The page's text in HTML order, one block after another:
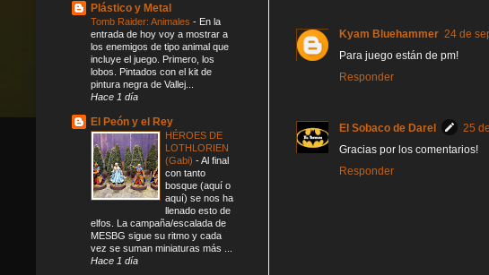
Kyam Bluehammer 24 de
Para juego están de pm!
Responder
El Sobaco de Darel
25
Gracias por los comentarios!
Responder
Plástico y Metal
Tomb Raider: Animales - En la
entrada de hoy voy a mostrar a
los enemigos de tipo animal que
incluye el juego. Primero, los
lobos. Pintados con el kit de
pintura negra de Vallej...
Hace 1 día
El Peón y el Rey
HÉROES DE
LOTHLORIEN
(Gabi) -Al final
con tanto
bosque (aquí o
aquí) se nos ha
llenado esto de
elfos. La campaña/escalada de
MESBG sigue su ritmo y cada
vez se suman miniaturas más ...
Hace 1 día